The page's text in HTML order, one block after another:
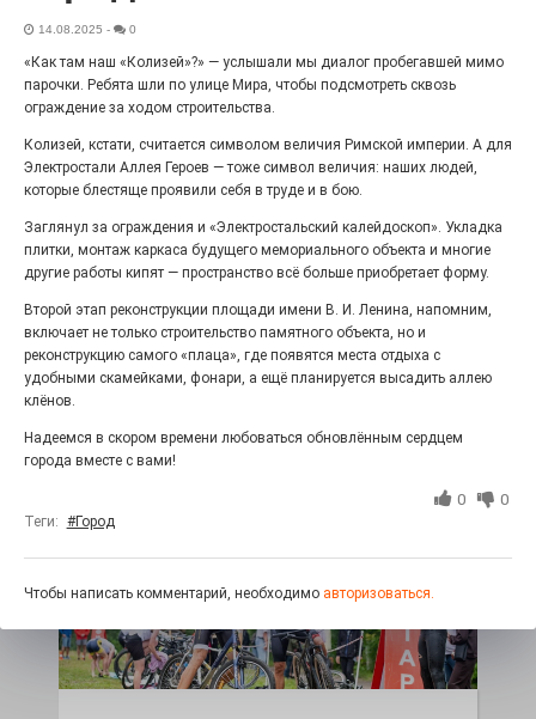
Юбилейным курсом
26.07.2026 0
14.08.2025 - 0
«Как там наш «Колизей»?» — услышали мы диалог пробегавшей мимо
парочки. Ребята шли по улице Мира, чтобы подсмотреть сквозь
ограждение за ходом строительства.
Колизей, кстати, считается символом величия Римской империи. А для
Электростали Аллея Героев — тоже символ величия: наших людей,
которые блестяще проявили себя в труде и в бою.
Заглянул за ограждения и «Электростальский калейдоскоп». Укладка
плитки, монтаж каркаса будущего мемориального объекта и многие
другие работы кипят — пространство всё больше приобретает форму.
Второй этап реконструкции площади имени В. И. Ленина, напомним,
включает не только строительство памятного объекта, но и
реконструкцию самого «плаца», где появятся места отдыха с
удобными скамейками, фонари, а ещё планируется высадить аллею
клёнов.
Надеемся в скором времени любоваться обновлённым сердцем
города вместе с вами!
0 0
Теги: #Город
Чтобы написать комментарий, необходимо авторизоваться.